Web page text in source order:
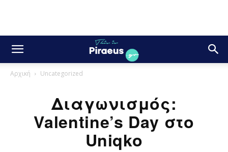
Αρχική Uncategorized
Διαγωνισμός:
Valentine’s Day στο
Uniqko